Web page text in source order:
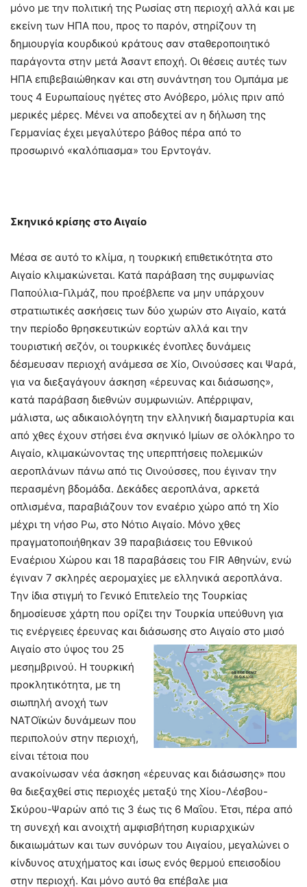
μόνο με την πολιτική της Ρωσίας στη περιοχή αλλά και με
εκείνη των ΗΠΑ που, προς το παρόν, στηρίζουν τη
δημιουργία κουρδικού κράτους σαν σταθεροποιητικό
παράγοντα στην μετά Άσαντ εποχή. Οι θέσεις αυτές των
ΗΠΑ επιβεβαιώθηκαν και στη συνάντηση του Ομπάμα με
τους 4 Ευρωπαίους ηγέτες στο Ανόβερο, μόλις πριν από
μερικές μέρες. Μένει να αποδεχτεί αν η δήλωση της
Γερμανίας έχει μεγαλύτερο βάθος πέρα από το
προσωρινό «καλόπιασμα» του Ερντογάν.
Σκηνικό κρίσης στο Αιγαίο
Μέσα σε αυτό το κλίμα, η τουρκική επιθετικότητα στο
Αιγαίο κλιμακώνεται. Κατά παράβαση της συμφωνίας
Παπούλια-Γιλμάζ, που προέβλεπε να μην υπάρχουν
στρατιωτικές ασκήσεις των δύο χωρών στο Αιγαίο, κατά
την περίοδο θρησκευτικών εορτών αλλά και την
τουριστική σεζόν, οι τουρκικές ένοπλες δυνάμεις
δέσμευσαν περιοχή ανάμεσα σε Χίο, Οινούσσες και Ψαρά,
για να διεξαγάγουν άσκηση «έρευνας και διάσωσης»,
κατά παράβαση διεθνών συμφωνιών. Απέρριψαν,
μάλιστα, ως αδικαιολόγητη την ελληνική διαμαρτυρία και
από χθες έχουν στήσει ένα σκηνικό Ιμίων σε ολόκληρο το
Αιγαίο, κλιμακώνοντας της υπερπτήσεις πολεμικών
αεροπλάνων πάνω από τις Οινούσσες, που έγιναν την
περασμένη βδομάδα. Δεκάδες αεροπλάνα, αρκετά
οπλισμένα, παραβιάζουν τον εναέριο χώρο από τη Χίο
μέχρι τη νήσο Ρω, στο Νότιο Αιγαίο. Μόνο χθες
πραγματοποιήθηκαν 39 παραβιάσεις του Εθνικού
Εναέριου Χώρου και 18 παραβάσεις του FIR Αθηνών, ενώ
έγιναν 7 σκληρές αερομαχίες με ελληνικά αεροπλάνα.
Την ίδια στιγμή το Γενικό Επιτελείο της Τουρκίας
δημοσίευσε χάρτη που ορίζει την Τουρκία υπεύθυνη για
τις ενέργειες έρευνας και διάσωσης στο Αιγαίο στο μισό
Αιγαίο στο ύψος του 25
μεσημβρινού. Η τουρκική
προκλητικότητα, με τη
σιωπηλή ανοχή των
ΝΑΤΟϊκών δυνάμεων που
περιπολούν στην περιοχή,
είναι τέτοια που
ανακοίνωσαν νέα άσκηση «έρευνας και διάσωσης» που
θα διεξαχθεί στις περιοχές μεταξύ της Χίου-Λέσβου-
Σκύρου-Ψαρών από τις 3 έως τις 6 Μαΐου. Έτσι, πέρα από
τη συνεχή και ανοιχτή αμφισβήτηση κυριαρχικών
δικαιωμάτων και των συνόρων του Αιγαίου, μεγαλώνει ο
κίνδυνος ατυχήματος και ίσως ενός θερμού επεισοδίου
στην περιοχή. Και μόνο αυτό θα επέβαλε μια